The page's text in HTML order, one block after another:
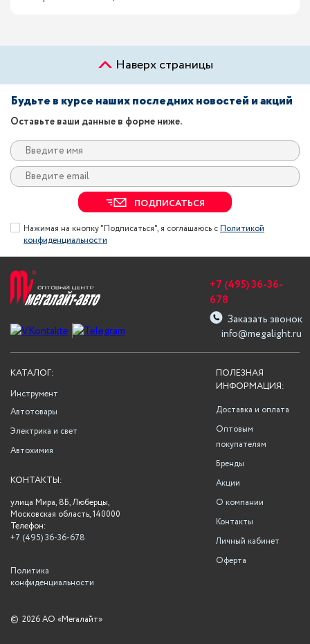
Наверх страницы
Будьте в курсе наших последних новостей и акций
Оставьте ваши данные в форме ниже.
ПОДПИСАТЬСЯ
Нажимая на кнопку "Подписаться", я соглашаюсь сПолитикой
конфиденциальности
info@megalight.ru
+7 (495) 36-36-
678
Заказать звонок
ПОЛЕЗНАЯ
ИНФОРМАЦИЯ:
Доставка и оплата
Оптовым
покупателям
Бренды
Акции
О компании
Контакты
Личный кабинет
Оферта
КАТАЛОГ:
Инструмент
Автотовары
Электрика и свет
Автохимия
КОНТАКТЫ:
улица Мира, 8Б, Люберцы,
Московская область, 140000
Телефон:
+7 (495) 36-36-678
Политика
конфиденциальности
© 2026 АО «Мегалайт»